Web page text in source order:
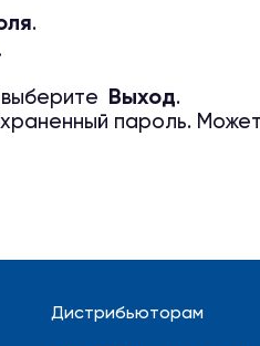
.
Выход.
пароль.
Дистрибьюторам